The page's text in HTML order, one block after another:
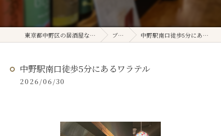
東京都中野区の居酒屋ならワラテル ブログ 中野駅南口徒歩5分にあるワラテル
中野駅南口徒歩5分にあるワラテル
2026/06/30